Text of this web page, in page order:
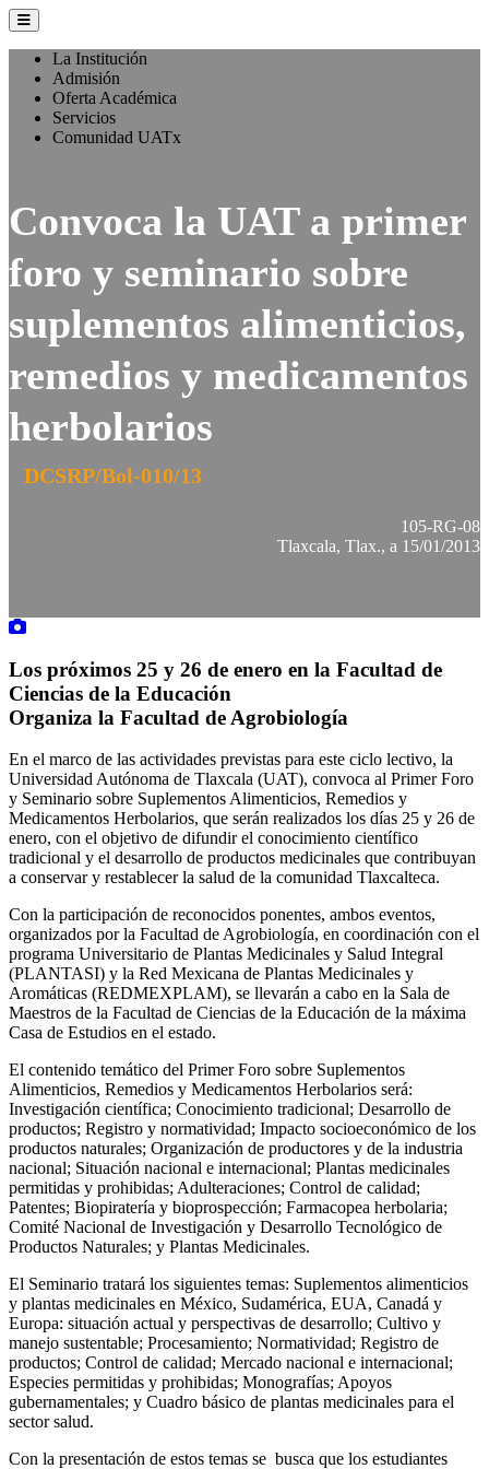
La Institución
Admisión
Oferta Académica
Servicios
Comunidad UATx
Convoca la UAT a primer
foro y seminario sobre
suplementos alimenticios,
remedios y medicamentos
herbolarios
DCSRP/Bol-010/13
105-RG-08
Tlaxcala, Tlax., a 15/01/2013
Los próximos 25 y 26 de enero en la Facultad de
Ciencias de la Educación
Organiza la Facultad de Agrobiología
En el marco de las actividades previstas para este ciclo lectivo, la
Universidad Autónoma de Tlaxcala (UAT), convoca al Primer Foro
y Seminario sobre Suplementos Alimenticios, Remedios y
Medicamentos Herbolarios, que serán realizados los días 25 y 26 de
enero, con el objetivo de difundir el conocimiento científico
tradicional y el desarrollo de productos medicinales que contribuyan
a conservar y restablecer la salud de la comunidad Tlaxcalteca.
Con la participación de reconocidos ponentes, ambos eventos,
organizados por la Facultad de Agrobiología, en coordinación con el
programa Universitario de Plantas Medicinales y Salud Integral
(PLANTASI) y la Red Mexicana de Plantas Medicinales y
Aromáticas (REDMEXPLAM), se llevarán a cabo en la Sala de
Maestros de la Facultad de Ciencias de la Educación de la máxima
Casa de Estudios en el estado.
El contenido temático del Primer Foro sobre Suplementos
Alimenticios, Remedios y Medicamentos Herbolarios será:
Investigación científica; Conocimiento tradicional; Desarrollo de
productos; Registro y normatividad; Impacto socioeconómico de los
productos naturales; Organización de productores y de la industria
nacional; Situación nacional e internacional; Plantas medicinales
permitidas y prohibidas; Adulteraciones; Control de calidad;
Patentes; Biopiratería y bioprospección; Farmacopea herbolaria;
Comité Nacional de Investigación y Desarrollo Tecnológico de
Productos Naturales; y Plantas Medicinales.
El Seminario tratará los siguientes temas: Suplementos alimenticios
y plantas medicinales en México, Sudamérica, EUA, Canadá y
Europa: situación actual y perspectivas de desarrollo; Cultivo y
manejo sustentable; Procesamiento; Normatividad; Registro de
productos; Control de calidad; Mercado nacional e internacional;
Especies permitidas y prohibidas; Monografías; Apoyos
gubernamentales; y Cuadro básico de plantas medicinales para el
sector salud.
Con la presentación de estos temas se busca que los estudiantes